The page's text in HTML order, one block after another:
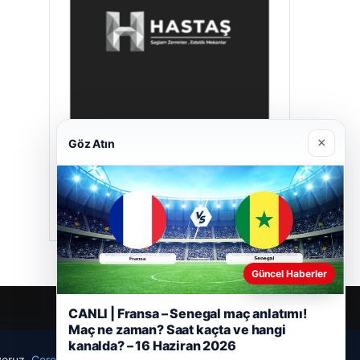
Hastaş Beton
26/05/2026
Göz Atın ×
Güncel Haberler
CANLI | Fransa – Senegal maç anlatımı!
Maç ne zaman? Saat kaçta ve hangi
kanalda? – 16 Haziran 2026